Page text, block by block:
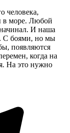
человека,
в море. Любой
И наша
С боями, но мы
появляются
когда на
На это нужно